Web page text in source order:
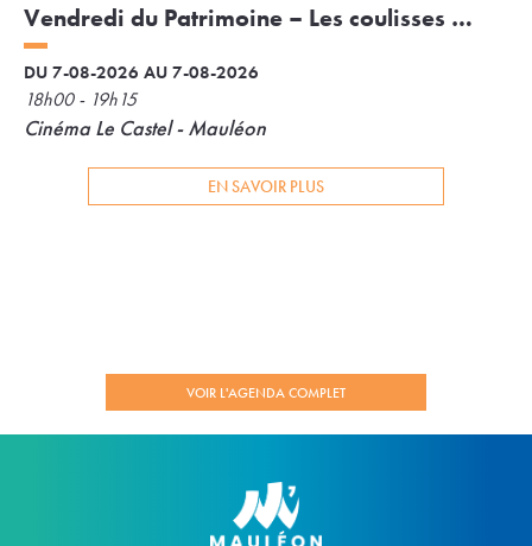
Vendredi du Patrimoine – Les coulisses du
cinéma Le Castel
DU 7-08-2026 AU 7-08-2026
18h00 - 19h15
Cinéma Le Castel - Mauléon
EN SAVOIR PLUS
VOIR L'AGENDA COMPLET